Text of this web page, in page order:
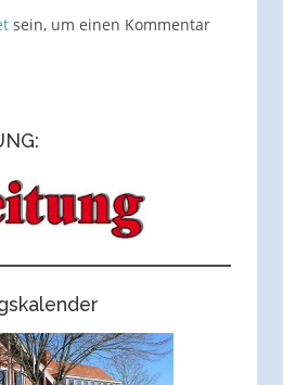
sein, um einen Kommentar